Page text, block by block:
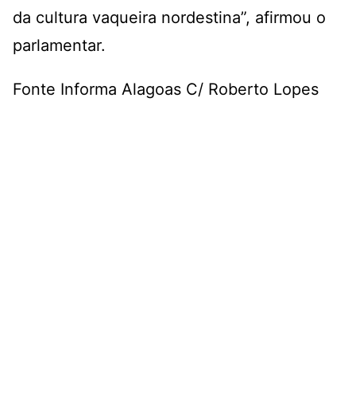
da cultura vaqueira nordestina”, afirmou o
parlamentar.
Fonte Informa Alagoas C/ Roberto Lopes